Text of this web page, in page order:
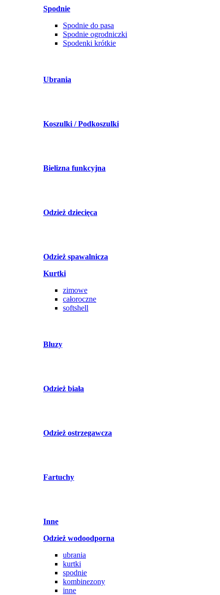
Spodnie
Spodnie do pasa
Spodnie ogrodniczki
Spodenki krótkie
Ubrania
Koszulki / Podkoszulki
Bielizna funkcyjna
Odzież dziecięca
Odzież spawalnicza
Kurtki
zimowe
całoroczne
softshell
Bluzy
Odzież biała
Odzież ostrzegawcza
Fartuchy
Inne
Odzież wodoodporna
ubrania
kurtki
spodnie
kombinezony
inne